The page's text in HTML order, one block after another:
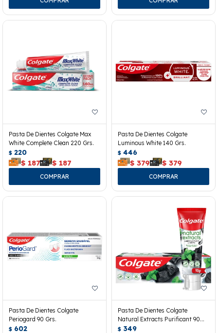
Pasta De Dientes Colgate Max
White Complete Clean 220 Grs.
$ 220
$ 187 $ 187
Pasta De Dientes Colgate
Luminous White 140 Grs.
$ 446
$ 379 $ 379
Pasta De Dientes Colgate
Periogard 90 Grs.
$ 602
Pasta De Dientes Colgate
Natural Extracts Purificant 90
Grs.
$ 349